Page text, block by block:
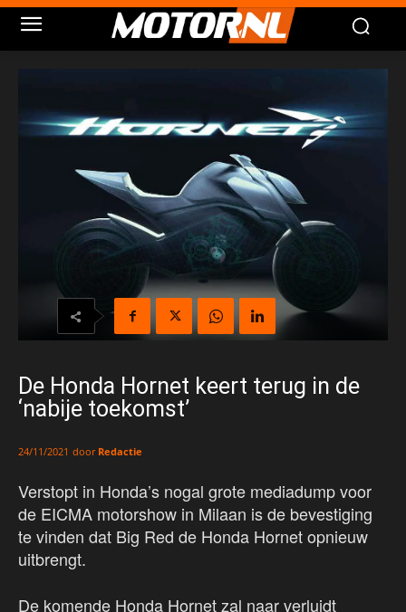
De Honda Hornet keert terug in de
‘nabije toekomst’
24/11/2021 door Redactie
Verstopt in Honda’s nogal grote mediadump voor
de EICMA motorshow in Milaan is de bevestiging
te vinden dat Big Red de Honda Hornet opnieuw
uitbrengt.
De komende Honda Hornet zal naar verluidt